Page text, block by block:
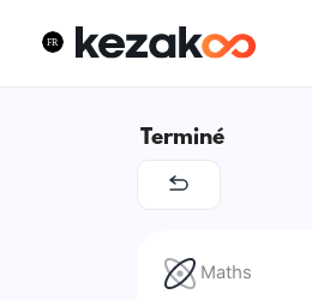
Terminé
Maths